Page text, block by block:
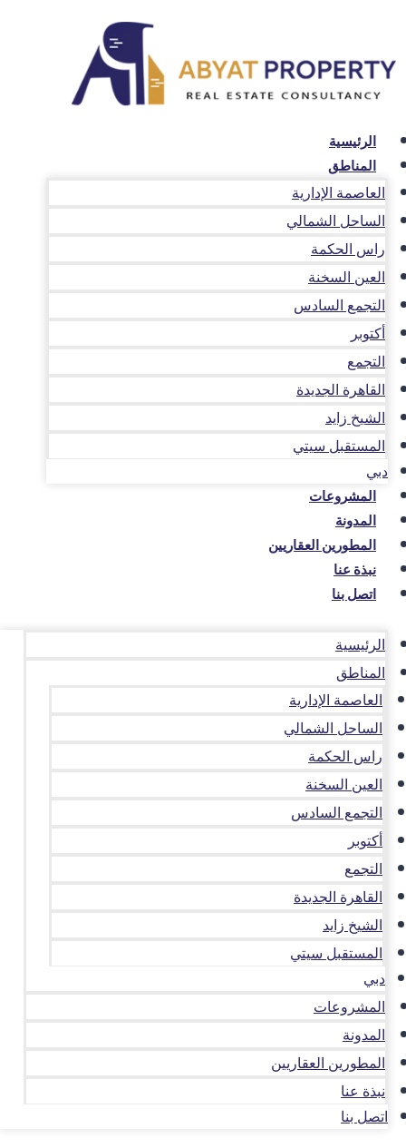
المحتوى
الرئيسية
المناطق
العاصمة الإدارية
الساحل الشمالي
راس الحكمة
العين السخنة
التجمع السادس
أكتوبر
التجمع
القاهرة الجديدة
الشيخ زايد
المستقبل سيتي
دبي
المشروعات
المدونة
المطورين العقاريين
نبذة عنا
اتصل بنا
الرئيسية
المناطق
العاصمة الإدارية
الساحل الشمالي
راس الحكمة
العين السخنة
التجمع السادس
أكتوبر
التجمع
القاهرة الجديدة
الشيخ زايد
المستقبل سيتي
دبي
المشروعات
المدونة
المطورين العقاريين
نبذة عنا
اتصل بنا